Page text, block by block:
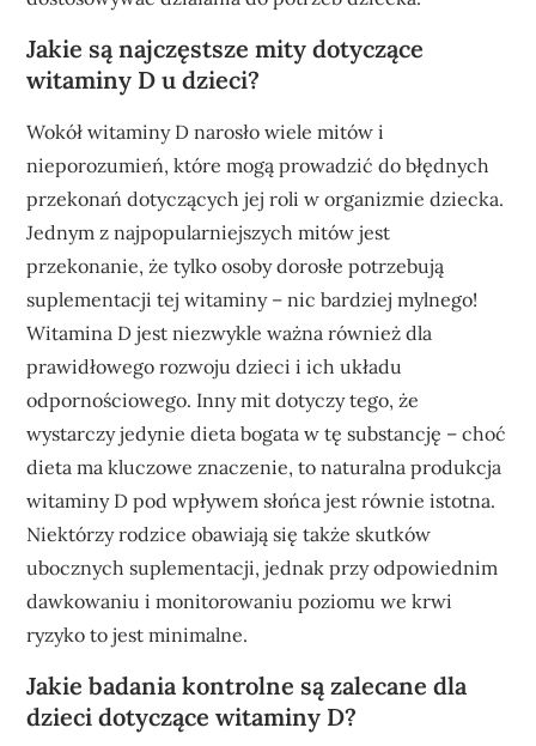
Jakie są najczęstsze mity dotyczące
witaminy D u dzieci?
Wokół witaminy D narosło wiele mitów i
nieporozumień, które mogą prowadzić do błędnych
przekonań dotyczących jej roli w organizmie dziecka.
Jednym z najpopularniejszych mitów jest
przekonanie, że tylko osoby dorosłe potrzebują
suplementacji tej witaminy – nic bardziej mylnego!
Witamina D jest niezwykle ważna również dla
prawidłowego rozwoju dzieci i ich układu
odpornościowego. Inny mit dotyczy tego, że
wystarczy jedynie dieta bogata w tę substancję – choć
dieta ma kluczowe znaczenie, to naturalna produkcja
witaminy D pod wpływem słońca jest równie istotna.
Niektórzy rodzice obawiają się także skutków
ubocznych suplementacji, jednak przy odpowiednim
dawkowaniu i monitorowaniu poziomu we krwi
ryzyko to jest minimalne.
Jakie badania kontrolne są zalecane dla
dzieci dotyczące witaminy D?